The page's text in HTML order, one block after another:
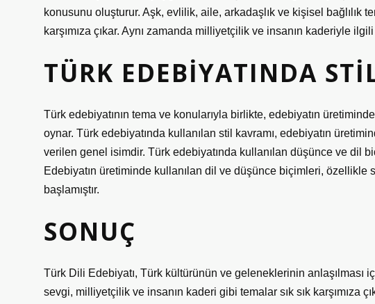
konusunu oluşturur. Aşk, evlilik, aile, arkadaşlık ve kişisel bağlılık
karşımıza çıkar. Aynı zamanda milliyetçilik ve insanın kaderiyle
TÜRK EDEBIYATINDA
Türk edebiyatının tema ve konularıyla birlikte, edebiyatın
oynar. Türk edebiyatında kullanılan stil kavramı, edebiyatın
verilen genel isimdir. Türk edebiyatında kullanılan düşünce ve dil
Edebiyatın üretiminde kullanılan dil ve düşünce biçimleri, özellikle
başlamıştır.
SONUÇ
Türk Dili Edebiyatı, Türk kültürünün ve geleneklerinin anlaşılması
sevgi, milliyetçilik ve insanın kaderi gibi temalar sık sık karşımıza